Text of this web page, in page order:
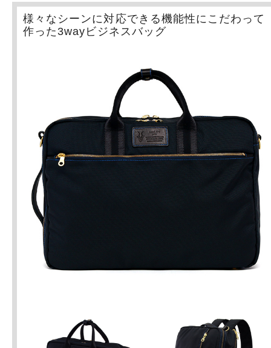
様々なシーンに対応できる機能性にこだわって
作った3wayビジネスバッグ